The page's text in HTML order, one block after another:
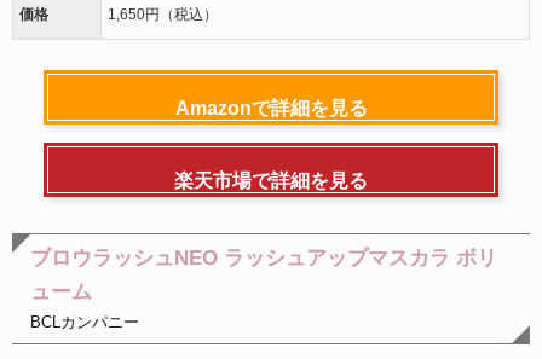
価格 1,650円（税込）
Amazonで詳細を見る
楽天市場で詳細を見る
ブロウラッシュNEO ラッシュアップマスカラ ボリ
ューム
BCLカンパニー